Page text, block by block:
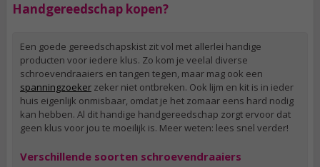
Handgereedschap kopen?
Een goede gereedschapskist zit vol met allerlei handige
producten voor iedere klus. Zo kom je veelal diverse
schroevendraaiers en tangen tegen, maar mag ook een
spanningzoeker zeker niet ontbreken. Ook lijm en kit is in ieder
huis eigenlijk onmisbaar, omdat je het zomaar eens hard nodig
kan hebben. Al dit handige handgereedschap zorgt ervoor dat
geen klus voor jou te moeilijk is. Meer weten: lees snel verder!
Verschillende soorten schroevendraaiers